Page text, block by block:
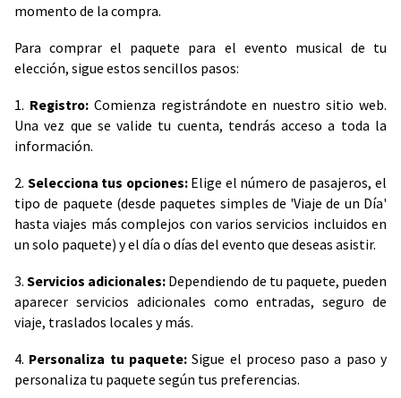
momento de la compra.
Para comprar el paquete para el evento musical de tu
elección, sigue estos sencillos pasos:
1. Registro:Comienza registrándote en nuestro sitio web.
Una vez que se valide tu cuenta, tendrás acceso a toda la
información.
2. Selecciona tus opciones:Elige el número de pasajeros, el
tipo de paquete (desde paquetes simples de 'Viaje de un Día'
hasta viajes más complejos con varios servicios incluidos en
un solo paquete) y el día o días del evento que deseas asistir.
3.Servicios adicionales: Dependiendo de tu paquete, pueden
aparecer servicios adicionales como entradas, seguro de
viaje, traslados locales y más.
4. Personaliza tu paquete:Sigue el proceso paso a paso y
personaliza tu paquete según tus preferencias.